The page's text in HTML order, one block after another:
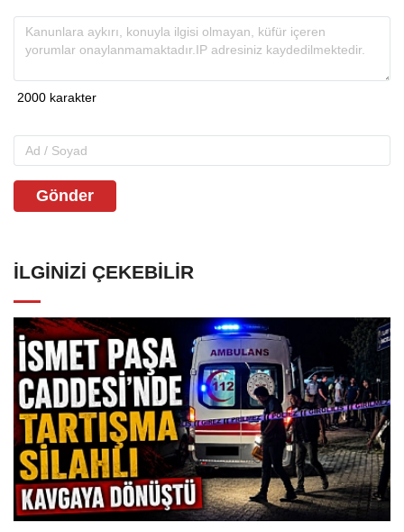
Gönder
İLGINIZI ÇEKEBILIR